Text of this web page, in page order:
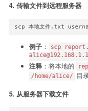
4. 传输文件到远程服务器
scp 本地文件.txt
例子 ： scp
注释 ：将本地的
/home/alice/ 目
5. 从服务器下载文件